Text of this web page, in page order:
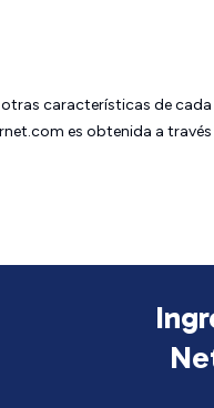
características de
es obtenida a